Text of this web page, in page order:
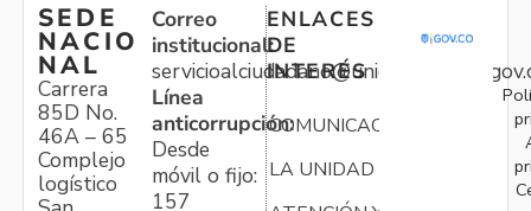
SEDE
NACIO
NAL
Carrera
85D No.
46A – 65
Complejo
logístico
Correo
institucional:
Línea
anticorrupción:
Desde
móvil o fijo:
157
ENLACES
DE
INTERÉS
COMUNICACIONES
LA UNIDAD